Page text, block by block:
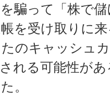
騙って「株で
を受け取りに
のキャッシュ
れる可能性が
。